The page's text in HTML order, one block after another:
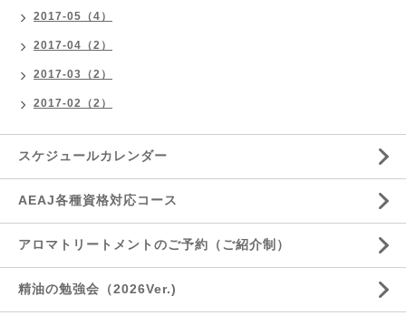
2017-05（4）
2017-04（2）
2017-03（2）
2017-02（2）
スケジュールカレンダー
AEAJ各種資格対応コース
アロマトリートメントのご予約（ご紹介制）
精油の勉強会（2026Ver.)